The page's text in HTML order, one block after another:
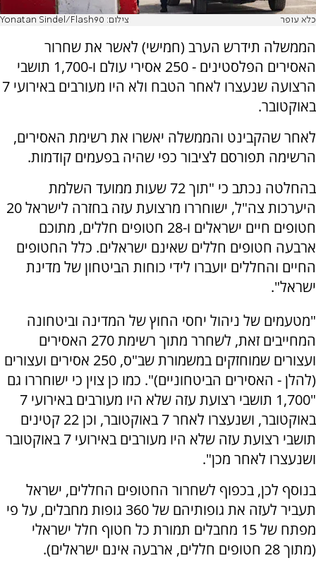
כלא עופר צילום: Yonatan Sindel/Flash90
הממשלה תידרש הערב (חמישי) לאשר את שחרור
האסירים הפלסטינים - 250 אסירי עולם ו-1,700 תושבי
הרצועה שנעצרו לאחר הטבח ולא היו מעורבים באירועי 7
באוקטובר.
לאחר שהקבינט והממשלה יאשרו את רשימת האסירים,
הרשימה תפורסם לציבור כפי שהיה בפעמים קודמות.
בהחלטה נכתב כי "תוך 72 שעות ממועד השלמת
היערכות צה"ל, ישוחררו מרצועת עזה בחזרה לישראל 20
חטופים חיים ישראלים ו-28 חטופים חללים, מתוכם
ארבעה חטופים חללים שאינם ישראלים. כלל החטופים
החיים והחללים יועברו לידי כוחות הביטחון של מדינת
ישראל".
"מטעמים של ניהול יחסי החוץ של המדינה וביטחונה
המחייבים זאת, לשחרר מתוך רשימת 270 האסירים
ועצורים שמוחזקים במשמורת שב"ס, 250 אסירים ועצורים
(להלן - האסירים הביטחוניים)". כמו כן צוין כי ישוחררו גם
"1,700 תושבי רצועת עזה שלא היו מעורבים באירועי 7
באוקטובר, ושנעצרו לאחר 7 באוקטובר, וכן 22 קטינים
תושבי רצועת עזה שלא היו מעורבים באירועי 7 באוקטובר
ושנעצרו לאחר מכן".
בנוסף לכן, בכפוף לשחרור החטופים החללים, ישראל
תעביר לעזה את גופותיהם של 360 גופות מחבלים, על פי
מפתח של 15 מחבלים תמורת כל חטוף חלל ישראלי
(מתוך 28 חטופים חללים, ארבעה אינם ישראלים).